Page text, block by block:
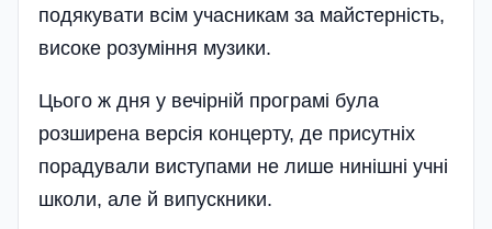
подякувати всім учасникам за майстерність,
високе розуміння музики.
Цього ж дня у вечірній програмі була
розширена версія концерту, де присутніх
порадували виступами не лише нинішні учні
школи, але й випускники.